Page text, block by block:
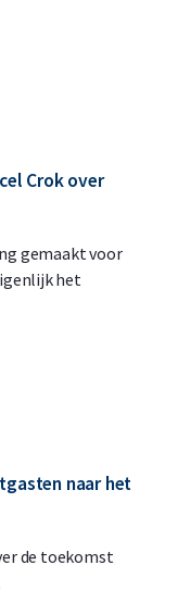
Crok over
gemaakt voor
het
naar het
de toekomst